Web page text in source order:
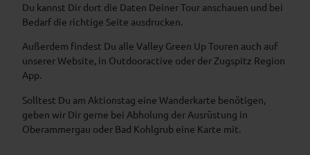
Du kannst Dir dort die Daten Deiner Tour anschauen und bei
Bedarf die richtige Seite ausdrucken.
Außerdem findest Du alle Valley Green Up Touren auch auf
unserer Website, in Outdooractive oder der Zugspitz Region
App.
Solltest Du am Aktionstag eine Wanderkarte benötigen,
geben wir Dir gerne bei Abholung der Ausrüstung in
Oberammergau oder Bad Kohlgrub eine Karte mit.